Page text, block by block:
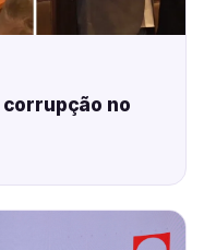
corrupção no